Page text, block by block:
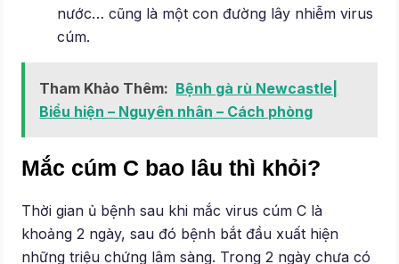
nước… cũng là một con đường lây nhiễm virus
cúm.
Tham Khảo Thêm: Bệnh gà rù Newcastle|
Biểu hiện – Nguyên nhân – Cách phòng
Mắc cúm C bao lâu thì khỏi?
Thời gian ủ bệnh sau khi mắc virus cúm C là
khoảng 2 ngày, sau đó bệnh bắt đầu xuất hiện
những triệu chứng lâm sàng. Trong 2 ngày chưa có